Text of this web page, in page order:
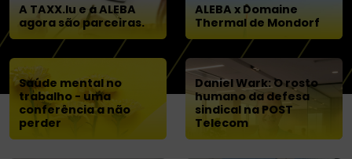
A TAXX.lu e a ALEBA
agora são parceiras.
ALEBA x Domaine
Thermal de Mondorf
Saúde mental no
trabalho - uma
conferência a não
perder
Daniel Wark: O rosto
humano da defesa
sindical na POST
Telecom